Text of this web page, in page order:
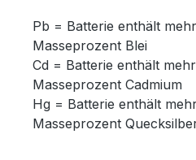
Pb = Batterie enthält
Masseprozent Blei
Cd = Batterie enthält
Masseprozent Cadmium
Hg = Batterie enthält
Masseprozent